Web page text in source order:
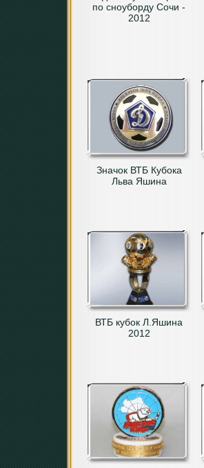
по сноуборду Сочи -
2012
Значок ВТБ Кубока
Льва Яшина
ВТБ кубок Л.Яшина
2012